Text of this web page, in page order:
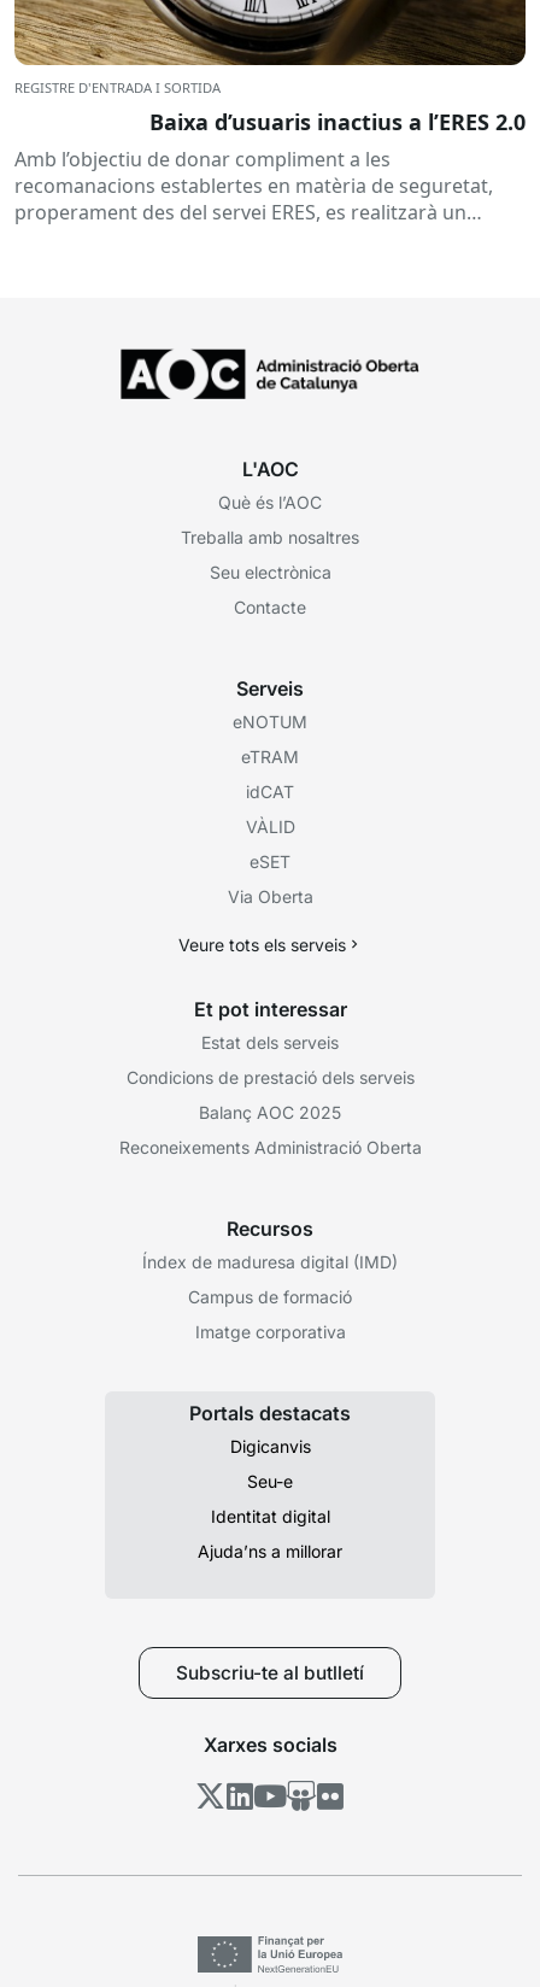
REGISTRE D'ENTRADA I SORTIDA
Baixa d’usuaris inactius a l’ERES 2.0
Amb l’objectiu de donar compliment a les
recomanacions establertes en matèria de seguretat,
properament des del servei ERES, es realitzarà un
L'AOC
Què és l’AOC
Treballa amb nosaltres
Seu electrònica
Contacte
Serveis
eNOTUM
eTRAM
idCAT
VÀLID
eSET
Via Oberta
Veure tots els serveis
Et pot interessar
Estat dels serveis
Condicions de prestació dels serveis
Balanç AOC 2025
Reconeixements Administració Oberta
Recursos
Índex de maduresa digital (IMD)
Campus de formació
Imatge corporativa
Portals destacats
Digicanvis
Seu-e
Identitat digital
Ajuda’ns a millorar
Subscriu-te al butlletí
Xarxes socials